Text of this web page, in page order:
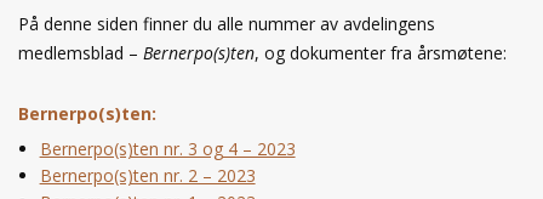
På denne siden finner du alle nummer av avdelingens
medlemsblad – Bernerpo(s)ten, og dokumenter fra årsmøtene:
Bernerpo(s)ten:
Bernerpo(s)ten nr. 3 og 4 – 2023
Bernerpo(s)ten nr. 2 – 2023